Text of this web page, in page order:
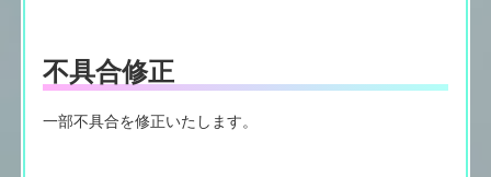
不具合修正
一部不具合を修正いたします。